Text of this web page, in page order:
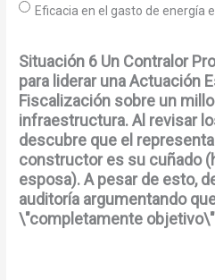
Eficacia en el gasto de energía
Situación 6 Un Contralor
para liderar una Actuación
Fiscalización sobre un
infraestructura. Al revisar
descubre que el
constructor es su cuñado
esposa). A pesar de esto,
auditoría argumentando
\"completamente